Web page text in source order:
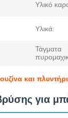
Υλικό
Υλικά:
Τάγματα
και
για